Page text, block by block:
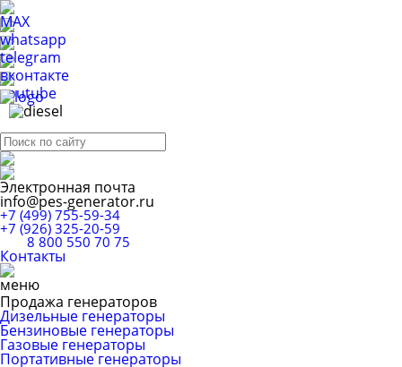
Электронная почта
info@pes-generator.ru
+7 (499) 755-59-34
+7 (926) 325-20-59
8 800 550 70 75
Контакты
Продажа генераторов
Дизельные генераторы
Бензиновые генераторы
Газовые генераторы
Портативные генераторы